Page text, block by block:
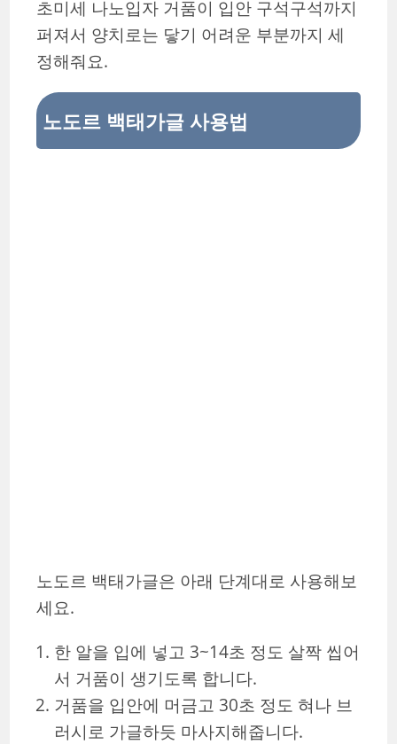
초미세 나노입자 거품이 입안 구석구석까지
퍼져서 양치로는 닿기 어려운 부분까지 세
정해줘요.
노도르 백태가글 사용법
노도르 백태가글은 아래 단계대로 사용해보
세요.
한 알을 입에 넣고 3~14초 정도 살짝 씹어
서 거품이 생기도록 합니다.
거품을 입안에 머금고 30초 정도 혀나 브
러시로 가글하듯 마사지해줍니다.